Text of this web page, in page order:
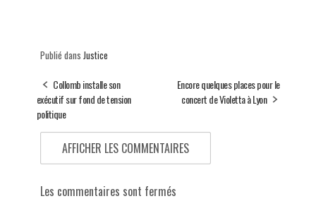
Publié dans Justice
Collomb installe son
exécutif sur fond de tension
politique
Encore quelques places pour le
concert de Violetta à Lyon
AFFICHER LES COMMENTAIRES
Les commentaires sont fermés